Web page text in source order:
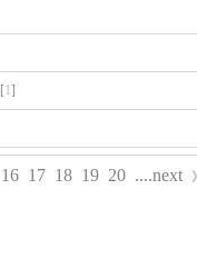
[1]
16 17 18 19 20 ....next